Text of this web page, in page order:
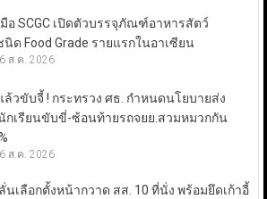
มือ SCGC เปิดตัวบรรจุภัณฑ์อาหารสัตว์
นิด Food Grade รายแรกในอาเซียน
ส.ค. 2026
ล้วขับจี้ ! กระทรวง ศธ. กำหนดนโยบายส่ง
กเรียนขับขี่-ซ้อนท้ายรถจยย.สวมหมวกกัน
ส.ค. 2026
นเลือกตั้งหน้ากวาด สส. 10 ที่นั่ง พร้อมยึดเก้าอี้